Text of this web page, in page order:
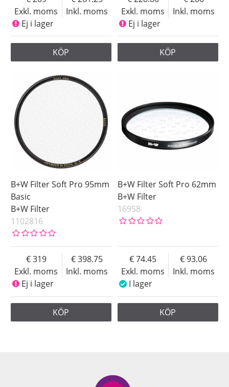
Exkl. moms
Inkl. moms
Ej i lager
KÖP
Exkl. moms
Inkl. moms
Ej i lager
KÖP
B+W Filter Soft Pro 95mm
Basic
B+W Filter
1102816
Exkl. moms
319
Inkl. moms
398.75
Ej i lager
KÖP
B+W Filter Soft Pro 62mm
B+W Filter
16958
Exkl. moms
74.45
Inkl. moms
93.06
I lager
KÖP